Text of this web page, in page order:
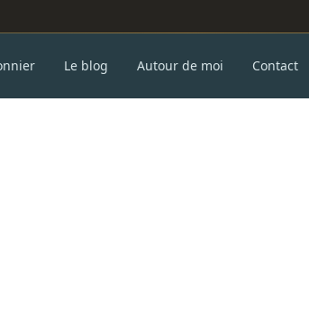
Le blog Autour de moi Contact